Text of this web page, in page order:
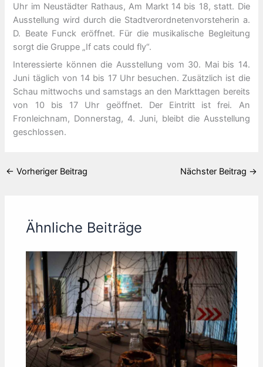
Uhr im Neustädter Rathaus, Am Markt 14 bis 18, statt. Die
Ausstellung wird durch die Stadtverordnetenvorsteherin a.
D. Beate Funck eröffnet. Für die musikalische Begleitung
sorgt die Gruppe „If cats could fly“.
Interessierte können die Ausstellung vom 30. Mai bis 14.
Juni täglich von 14 bis 17 Uhr besuchen. Zusätzlich ist die
Schau mittwochs und samstags an den Markttagen bereits
von 10 bis 17 Uhr geöffnet. Der Eintritt ist frei. An
Fronleichnam, Donnerstag, 4. Juni, bleibt die Ausstellung
geschlossen.
← Vorheriger Beitrag Nächster Beitrag →
Ähnliche Beiträge